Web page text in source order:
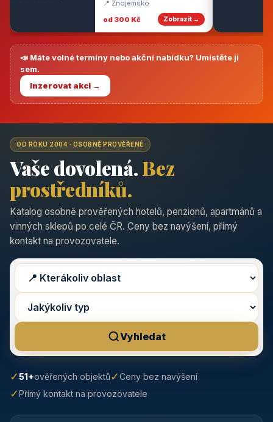
📍 Znojemsko
od 300 Kč
Zobrazit →
📣 Máte volné termíny nebo akční nabídku? Umístěte ji
sem.
Inzerovat akci →
OD ROKU 2004 · OSOBNĚ PROVĚŘENÉ
Vaše dovolená.Bez
prostředníků.
Katalog osobně prověřených hotelů, penzionů, apartmánů a
vinných sklepů po celé ČR. Ceny bez navýšení, přímý
kontakt na provozovatele.
Vyhledat
✓51+ověřených objektů✓Ceny bez navýšení
✓Přímý kontakt na provozovatele